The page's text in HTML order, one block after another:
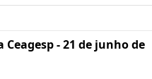
- 21 de junho de